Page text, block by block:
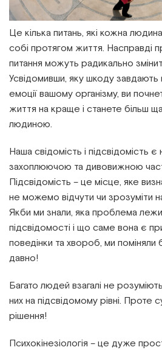
Це кілька питань, які кожна
собі протягом життя. Насправді
питання можуть радикально
Усвідомивши, яку шкоду завдають
емоції вашому організму, ви
життя на краще і станете більш
людиною.
Наша свідомість і підсвідомість є
захоплюючою та дивовижною
Підсвідомість – це місце, яке
не можемо відчути чи зрозуміти
Якби ми знали, яка проблема
підсвідомості і що саме вона є
поведінки та хвороб, ми поміняли
давно!
Багато людей взагалі не
них на підсвідомому рівні. Проте
рішення!
Психокінезіологія – це дуже
Естетична медицина
Остеопатичні маніпуляції по